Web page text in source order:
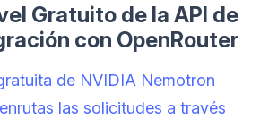
Gratuito de la API de
con OpenRouter
de NVIDIA Nemotron
las solicitudes a través